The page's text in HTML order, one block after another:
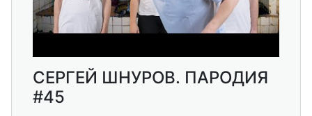
СЕРГЕЙ ШНУРОВ. ПАРОДИЯ
#45